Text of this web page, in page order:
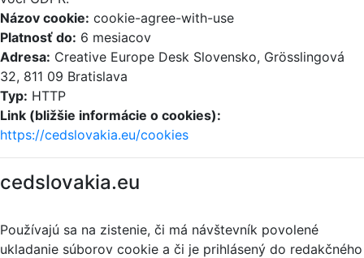
Názov cookie: cookie-agree-with-use
Platnosť do: 6 mesiacov
Adresa: Creative Europe Desk Slovensko, Grösslingová
32, 811 09 Bratislava
Typ: HTTP
Link (bližšie informácie o cookies):
https://cedslovakia.eu/cookies
cedslovakia.eu
Používajú sa na zistenie, či má návštevník povolené
ukladanie súborov cookie a či je prihlásený do redakčného